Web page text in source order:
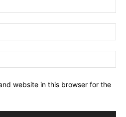
website in this browser for the